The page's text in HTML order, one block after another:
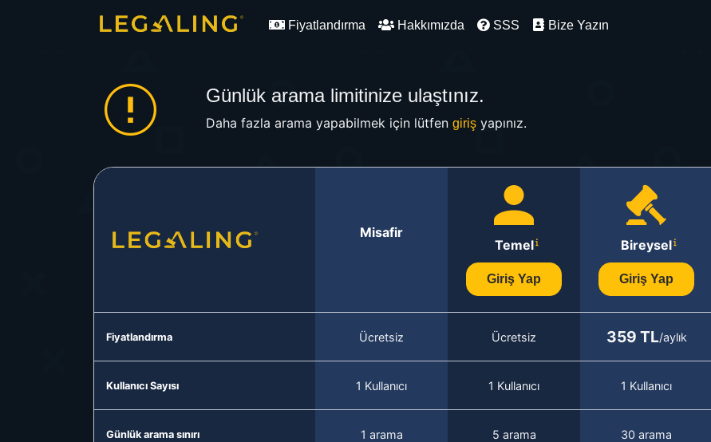
Fiyatlandırma Hakkımızda SSS Bize Yazın
Günlük arama limitinize ulaştınız.
Daha fazla arama yapabilmek için lütfen girişyapınız.
Misafir
Temel
Giriş Yap
Bireysel
Giriş Yap
Fiyatlandırma Ücretsiz Ücretsiz 359 TL/aylık
Kullanıcı Sayısı 1 Kullanıcı 1 Kullanıcı 1 Kullanıcı
Günlük arama sınırı 1 arama 5 arama 30 arama